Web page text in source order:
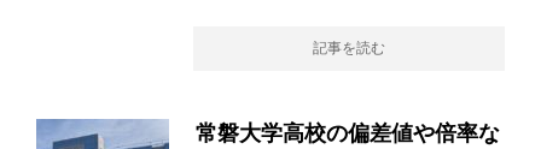
記事を読む
常磐大学高校の偏差値や倍率な